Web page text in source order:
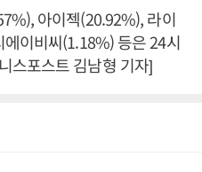
아이젝(20.92%), 라이
이비씨(1.18%) 등은 24시
스포스트 김남형 기자]